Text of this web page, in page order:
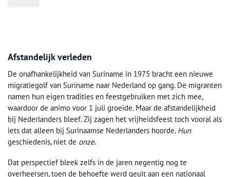
Afstandelijk verleden
De onafhankelijkheid van Suriname in 1975 bracht een nieuwe
migratiegolf van Suriname naar Nederland op gang. De migranten
namen hun eigen tradities en feestgebruiken met zich mee,
waardoor de animo voor 1 juli groeide. Maar de afstandelijkheid
bij Nederlanders bleef. Zij zagen het vrijheidsfeest toch vooral als
iets dat alleen bij Surinaamse Nederlanders hoorde. Hun
geschiedenis, niet de onze.
Dat perspectief bleek zelfs in de jaren negentig nog te
overheersen, toen de behoefte werd geuit aan een nationaal